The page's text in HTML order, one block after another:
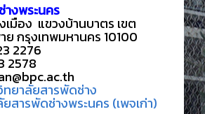
งพระนคร
มือง แขวงบ้านบาตร เขต
กรุงเทพมหานคร 10100
02 223 2276
2578
ทยาลัยสารพัดช่าง
สารพัดช่างพระนคร (เพจเก่า)